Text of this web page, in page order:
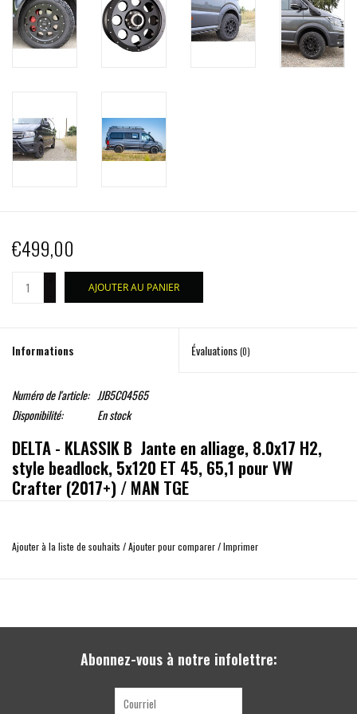
€499,00
AJOUTER AU PANIER
Informations Évaluations(0)
Numéro de l'article: JJB5C04565
Disponibilité:
En stock
DELTA - KLASSIK B Jante en alliage, 8.0x17 H2,
style beadlock, 5x120 ET 45, 65,1 pour VW
Crafter (2017+) / MAN TGE
endommagée.
Fabriqué en Allemagne
avec certificat de homologation
avec cache moyeu
Homologué (rapport TUV ) pour les tailles de pneus (selon taille sous certaines
Ajouter à la liste de souhaits /Ajouter pour comparer/Imprimer
Abonnez-vous à notre infolettre: